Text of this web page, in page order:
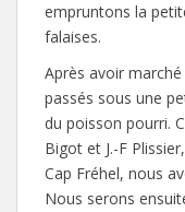
empruntons la
falaises.
Après avoir
passés sous une
du poisson pourri.
Bigot et J.-F
Cap Fréhel, nous
Nous serons